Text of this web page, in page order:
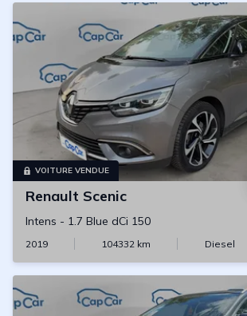
VOITURE VENDUE
Renault Scenic
Intens - 1.7 Blue dCi 150
2019 104332 km Diesel